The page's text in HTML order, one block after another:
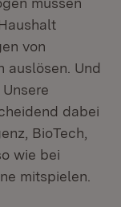
von
auslösen. Und
dabei
BioTech,
wie bei
mitspielen.